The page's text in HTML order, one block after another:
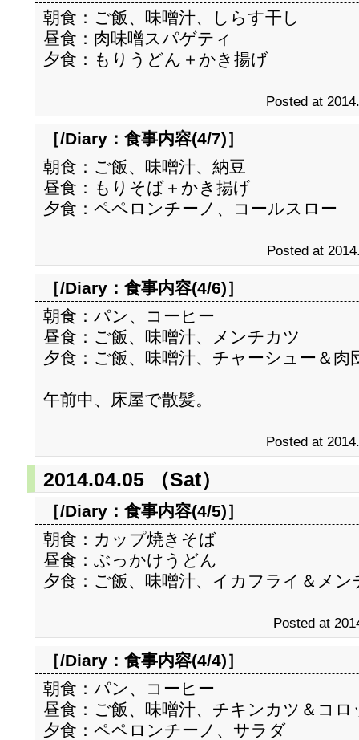
朝食：ご飯、味噌汁、しらす干し
昼食：肉味噌スパゲティ
夕食：もりうどん＋かき揚げ
Posted at
［/Diary： 食事内容(4/7)］
朝食：ご飯、味噌汁、納豆
昼食：もりそば＋かき揚げ
夕食：ペペロンチーノ、コールスロー
Posted at
［/Diary： 食事内容(4/6)］
朝食：パン、コーヒー
昼食：ご飯、味噌汁、メンチカツ
夕食：ご飯、味噌汁、チャーシュー＆肉
午前中、床屋で散髪。
Posted at
2014.04.05 （Sat）
［/Diary： 食事内容(4/5)］
朝食：カップ焼きそば
昼食：ぶっかけうどん
夕食：ご飯、味噌汁、イカフライ＆メン
Posted at
［/Diary： 食事内容(4/4)］
朝食：パン、コーヒー
昼食：ご飯、味噌汁、チキンカツ＆コロ
夕食：ペペロンチーノ、サラダ